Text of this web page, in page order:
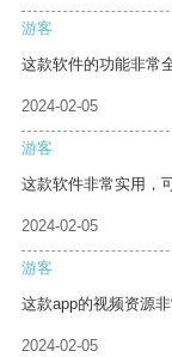
游客
这款软件的功能非常
2024-02-05
游客
这款软件非常实用，
2024-02-05
游客
这款app的视频资源
2024-02-05